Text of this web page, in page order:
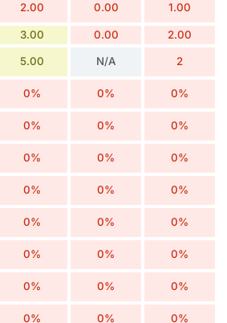
2.00 0.00 1.00
3.00 0.00 2.00
5.00 N/A 2
0% 0% 0%
0% 0% 0%
0% 0% 0%
0% 0% 0%
0% 0% 0%
0% 0% 0%
0% 0% 0%
0% 0% 0%